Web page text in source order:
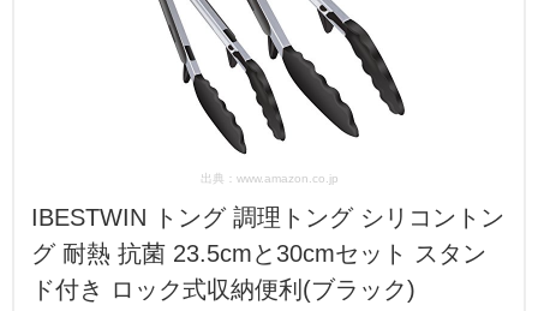
出典：www.amazon.co.jp
IBESTWIN トング 調理トング シリコントン
グ 耐熱 抗菌 23.5cmと30cmセット スタン
ド付き ロック式収納便利(ブラック)